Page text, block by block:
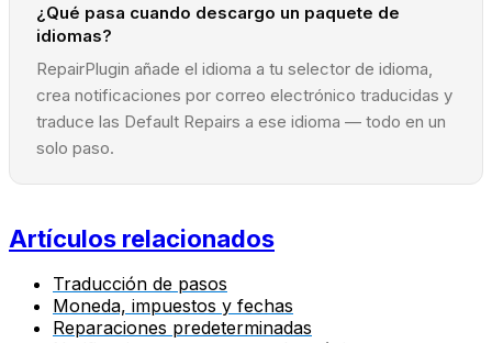
¿Qué pasa cuando descargo un paquete de
idiomas?
RepairPlugin añade el idioma a tu selector de idioma,
crea notificaciones por correo electrónico traducidas y
traduce las Default Repairs a ese idioma — todo en un
solo paso.
Artículos relacionados
Traducción de pasos
Moneda, impuestos y fechas
Reparaciones predeterminadas